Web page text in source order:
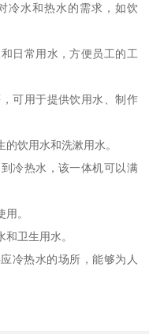
冷水和热水的需求，如饮
日常用水，方便员工的工
可用于提供饮用水、制作
饮用水和洗漱用水。
冷热水，该一体机可以满
。
卫生用水。
冷热水的场所，能够为人